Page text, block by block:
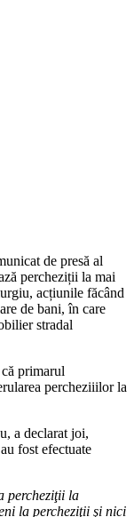
de presă al
percheziții la mai
acțiunile făcând
de bani, în care
stradal
primarul
percheziiilor la
a declarat joi,
fost efectuate
percheziţii la
la percheziţii şi nici